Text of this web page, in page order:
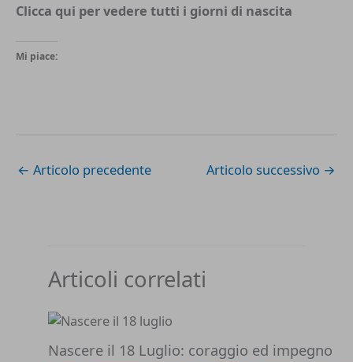
Clicca qui per vedere tutti i giorni di nascita
Mi piace:
← Articolo precedente Articolo successivo →
Articoli correlati
Nascere il 18 Luglio: coraggio ed impegno